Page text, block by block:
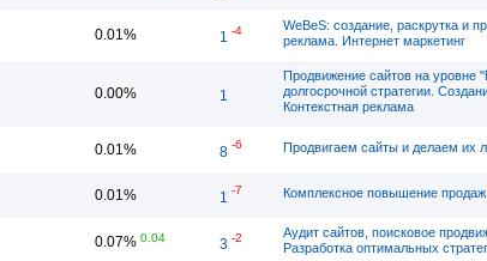
0.01% 1 -4
WeBeS: создание, раскрутка и
реклама. Интернет маркетинг
0.00% 1
Продвижение сайтов на уровне
долгосрочной стратегии.
Контекстная реклама
0.01% 8 -6 Продвигаем сайты и делаем их
0.01% 1 -7 Комплексное повышение продаж
0.07% 0.04 3 -2
Аудит сайтов, поисковое
Разработка оптимальных